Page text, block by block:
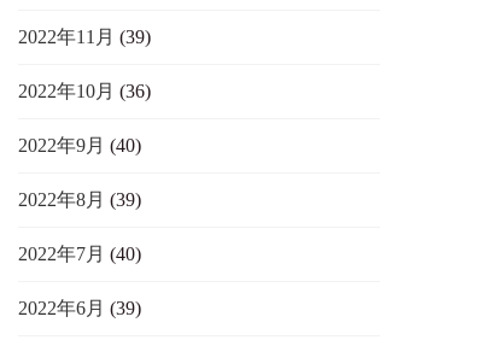
2022年11月 (39)
2022年10月 (36)
2022年9月 (40)
2022年8月 (39)
2022年7月 (40)
2022年6月 (39)